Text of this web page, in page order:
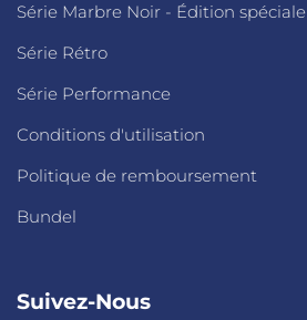
Série Marbre Noir - Édition spéciale
Série Rétro
Série Performance
Conditions d'utilisation
Politique de remboursement
Bundel
Suivez-Nous